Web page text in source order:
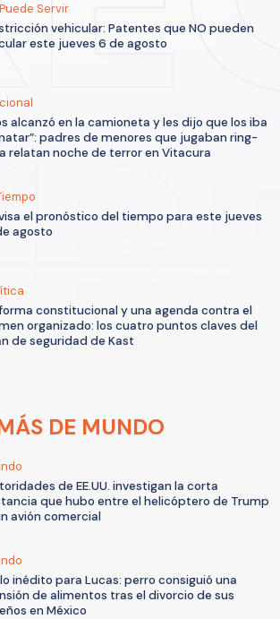
Servir
vehicular: Patentes que NO pueden
este jueves 6 de agosto
alcanzó en la camioneta y les dijo que los iba
padres de menores que jugaban ring-
relatan noche de terror en Vitacura
el pronóstico del tiempo para este jueves
agosto
constitucional y una agenda contra el
organizado: los cuatro puntos claves del
de seguridad de Kast
DE MUNDO
de EE.UU. investigan la corta
que hubo entre el helicóptero de Trump
avión comercial
inédito para Lucas: perro consiguió una
de alimentos tras el divorcio de sus
en México